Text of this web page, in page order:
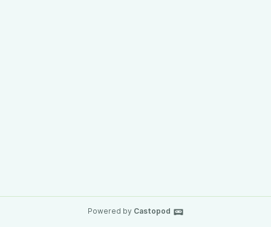
Powered by Castopod